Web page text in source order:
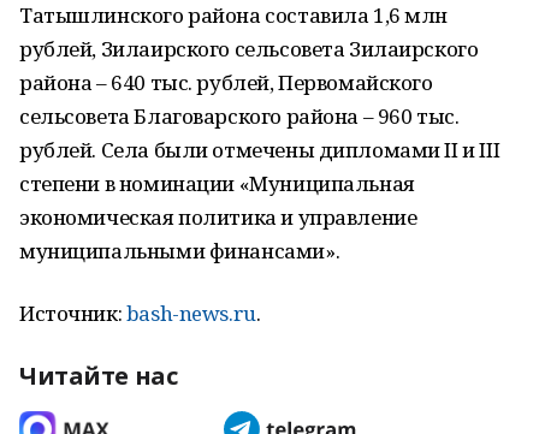
Татышлинского района составила 1,6 млн
рублей, Зилаирского сельсовета Зилаирского
района – 640 тыс. рублей, Первомайского
сельсовета Благоварского района – 960 тыс.
рублей. Села были отмечены дипломами II и III
степени в номинации «Муниципальная
экономическая политика и управление
муниципальными финансами».
Источник:bash-news.ru.
Читайте нас